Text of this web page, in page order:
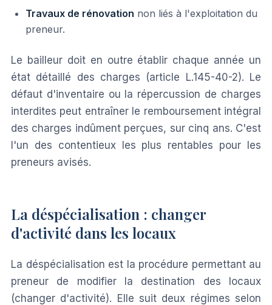
Travaux de rénovation non liés à l'exploitation du
preneur.
Le bailleur doit en outre établir chaque année un
état détaillé des charges (article L.145-40-2). Le
défaut d'inventaire ou la répercussion de charges
interdites peut entraîner le remboursement intégral
des charges indûment perçues, sur cinq ans. C'est
l'un des contentieux les plus rentables pour les
preneurs avisés.
La déspécialisation : changer
d'activité dans les locaux
La déspécialisation est la procédure permettant au
preneur de modifier la destination des locaux
(changer d'activité). Elle suit deux régimes selon